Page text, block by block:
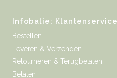
Infobalie: Klantenservice
Bestellen
Leveren & Verzenden
Retourneren & Terugbetalen
Betalen